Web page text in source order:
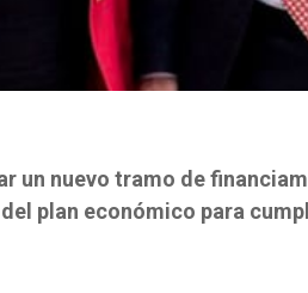
un nuevo tramo de
plan económico para